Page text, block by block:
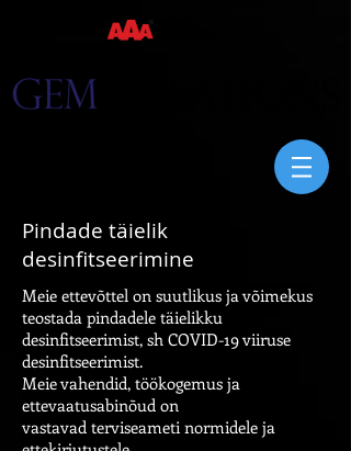
Pindade täielik
desinfitseerimine
Meie ettevõttel on suutlikus ja võimekus
teostada pindadele täielikku
desinfitseerimist, sh COVID-19 viiruse
desinfitseerimist.
Meie vahendid, töökogemus ja
ettevaatusabinõud on
vastavad terviseameti normidele ja